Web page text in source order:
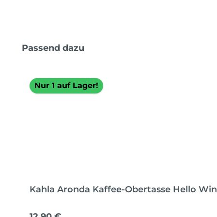
Produktgalerie überspringen
Passend dazu
Nur 1 auf Lager!
Kahla Aronda Kaffee-Obertasse Hello